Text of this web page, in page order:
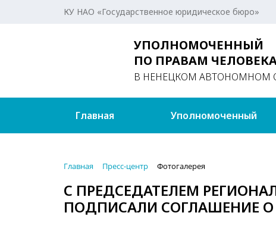
КУ НАО «Государственное юридическое бюро»
УПОЛНОМОЧЕННЫЙ
ПО ПРАВАМ
В НЕНЕЦКОМ АВТОНОМНОМ
Главная Уполномоченный
Главная Пресс-центр Фотогалерея
С ПРЕДСЕДАТЕЛЕМ
ПОДПИСАЛИ СОГЛАШЕНИЕ